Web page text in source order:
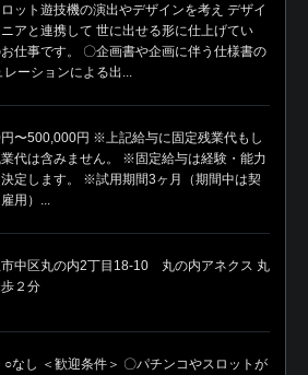
ット遊技機の演出やデザインを考え デザイ
アと連携して 世に出せる形に仕上げてい
仕事です。 〇企画書や企画に伴う仕様書の
レーションによる出...
〜500,000円 ※上記給与に固定残業代もし
業代は含みません。 ※固定給与は経験・能力
定します。 ※試用期間3ヶ月（期間中は契
用）...
中区丸の内2丁目18-10 丸の内アネクス 丸
２分
○なし ＜歓迎条件＞ 〇パチンコやスロットが